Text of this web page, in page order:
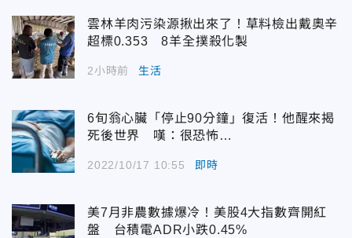
雲林羊肉污染源揪出來了！草料檢出戴奧辛
超標0.353 8羊全撲殺化製
2小時前 生活
6旬翁心臟「停止90分鐘」復活！他醒來揭
死後世界 嘆：很恐怖…
2022/10/17 10:55 即時
美7月非農數據爆冷！美股4大指數齊開紅
盤 台積電ADR小跌0.45%